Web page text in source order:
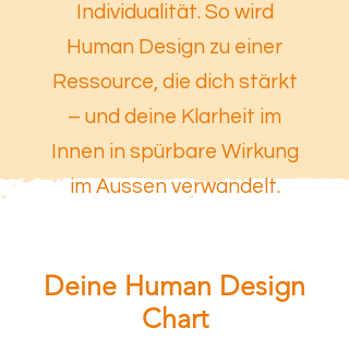
Individualität. So wird
Human Design zu einer
Ressource, die dich stärkt
– und deine Klarheit im
Innen in spürbare Wirkung
im Aussen verwandelt.
Deine Human Design
Chart